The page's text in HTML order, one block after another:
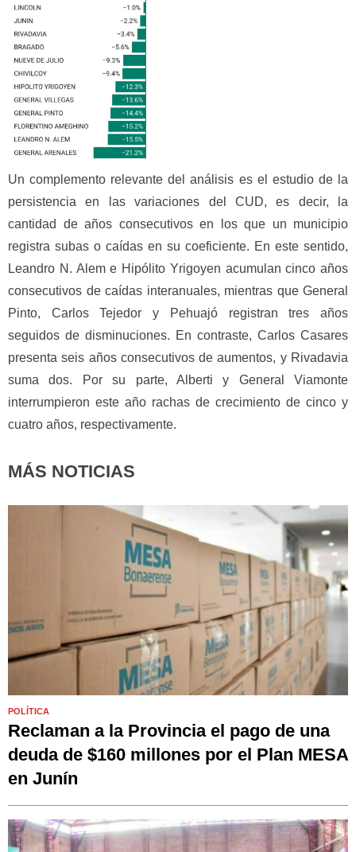
Un complemento relevante del análisis es el estudio de la
persistencia en las variaciones del CUD, es decir, la
cantidad de años consecutivos en los que un municipio
registra subas o caídas en su coeficiente. En este sentido,
Leandro N. Alem e Hipólito Yrigoyen acumulan cinco años
consecutivos de caídas interanuales, mientras que General
Pinto, Carlos Tejedor y Pehuajó registran tres años
seguidos de disminuciones. En contraste, Carlos Casares
presenta seis años consecutivos de aumentos, y Rivadavia
suma dos. Por su parte, Alberti y General Viamonte
interrumpieron este año rachas de crecimiento de cinco y
cuatro años, respectivamente.
MÁS NOTICIAS
POLÍTICA
Reclaman a la Provincia el pago de una
deuda de $160 millones por el Plan MESA
en Junín